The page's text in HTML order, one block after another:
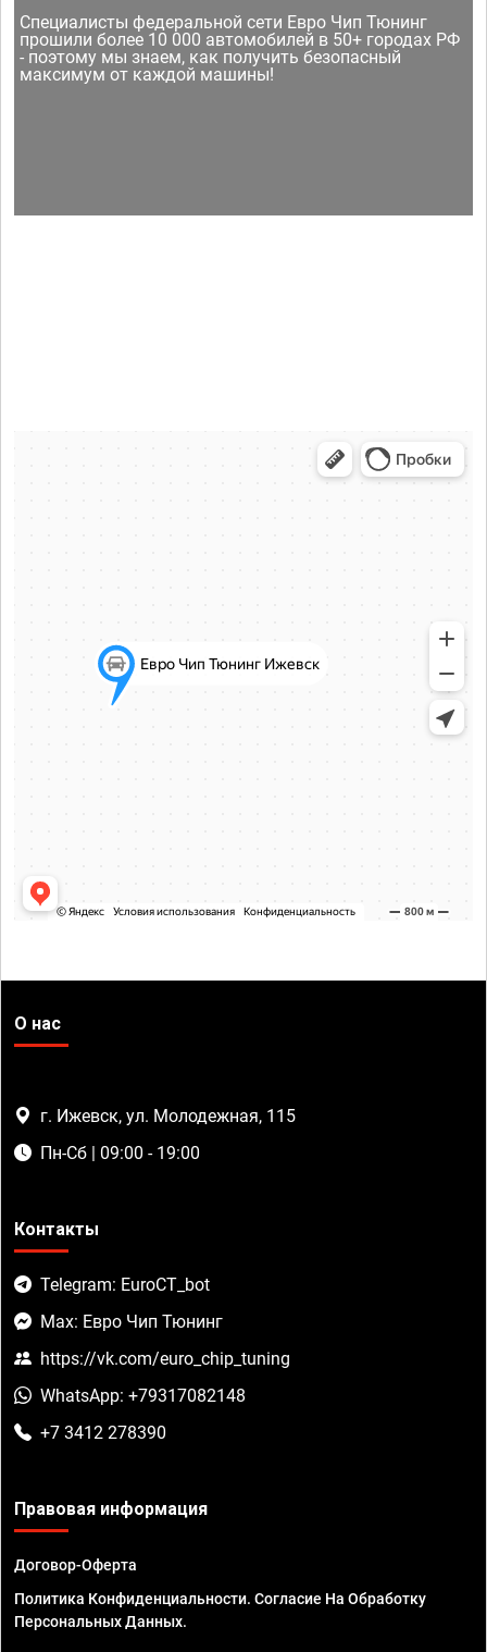
Специалисты федеральной сети Евро Чип Тюнинг
прошили более 10 000 автомобилей в 50+ городах РФ
- поэтому мы знаем, как получить безопасный
максимум от каждой машины!
О нас
г. Ижевск, ул. Молодежная, 115
Пн-Сб | 09:00 - 19:00
Контакты
Telegram: EuroCT_bot
Max: Евро Чип Тюнинг
https://vk.com/euro_chip_tuning
WhatsApp: +79317082148
+7 3412 278390
Правовая информация
Договор-Оферта
Политика Конфиденциальности. Согласие На Обработку
Персональных Данных.